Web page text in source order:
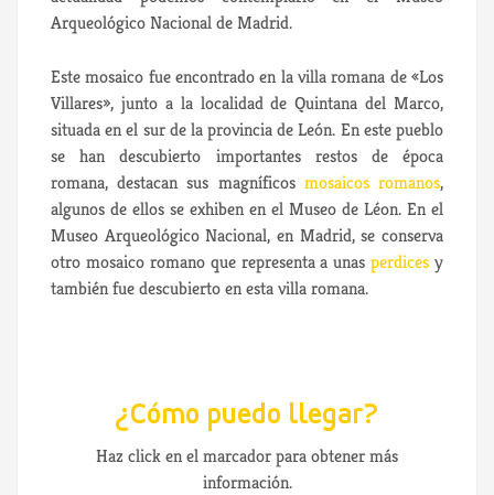
Arqueológico Nacional de Madrid.
Este mosaico fue encontrado en la villa romana de «Los
Villares», junto a la localidad de Quintana del Marco,
situada en el sur de la provincia de León. En este pueblo
se han descubierto importantes restos de época
romana, destacan sus magníficos mosaicos romanos,
algunos de ellos se exhiben en el Museo de Léon. En el
Museo Arqueológico Nacional, en Madrid, se conserva
otro mosaico romano que representa a unasperdices y
también fue descubierto en esta villa romana.
¿Cómo puedo llegar?
Haz click en el marcador para obtener más
información.